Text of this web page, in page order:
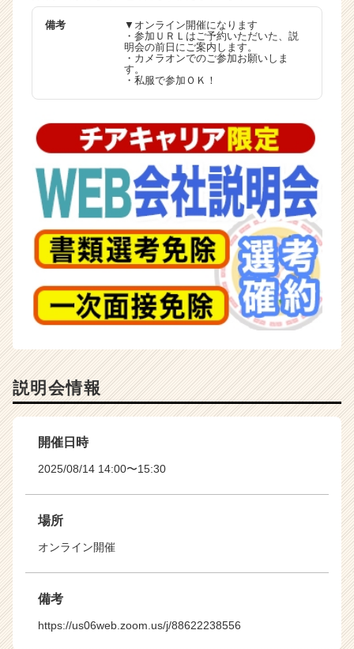
備考
▼オンライン開催になります
・参加ＵＲＬはご予約いただいた、説
明会の前日にご案内します。
・カメラオンでのご参加お願いしま
す。
・私服で参加ＯＫ！
説明会情報
開催日時
2025/08/14 14:00〜15:30
場所
オンライン開催
備考
https://us06web.zoom.us/j/88622238556